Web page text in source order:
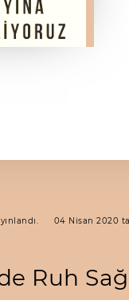
04 Nisan 2020
Ruh